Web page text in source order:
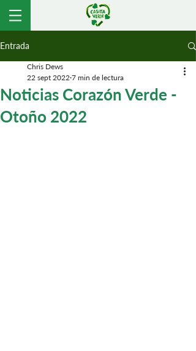
Entrada
Noticias Corazón Verde -
Otoño 2022
Chris Dews
22 sept 2022 7 min de lectura